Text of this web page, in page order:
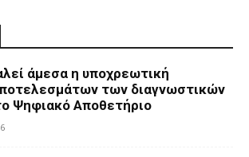
άμεσα η υποχρεωτική
των διαγνωστικών
Ψηφιακό Αποθετήριο